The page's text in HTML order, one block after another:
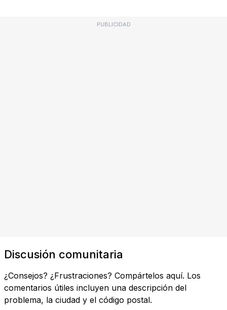
PUBLICIDAD
Discusión comunitaria
¿Consejos? ¿Frustraciones? Compártelos aquí. Los
comentarios útiles incluyen una descripción del
problema, la ciudad y el código postal.